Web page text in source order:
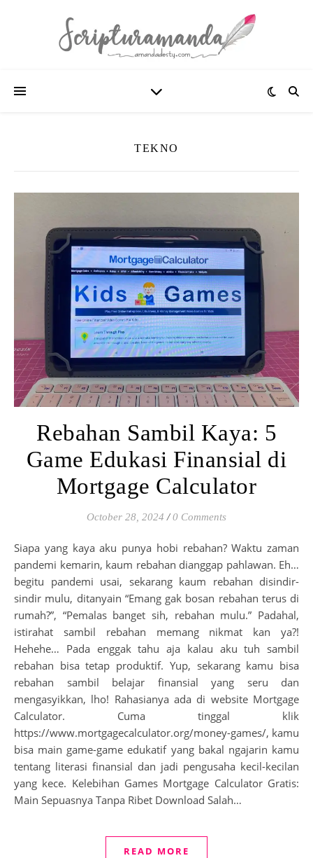
TEKNO
Rebahan Sambil Kaya: 5
Game Edukasi Finansial di
Mortgage Calculator
October 28, 2024 / 0 Comments
Siapa yang kaya aku punya hobi rebahan? Waktu zaman
pandemi kemarin, kaum rebahan dianggap pahlawan. Eh…
begitu pandemi usai, sekarang kaum rebahan disindir-
sindir mulu, ditanyain “Emang gak bosan rebahan terus di
rumah?”, “Pemalas banget sih, rebahan mulu.” Padahal,
istirahat sambil rebahan memang nikmat kan ya?!
Hehehe… Pada enggak tahu aja kalau aku tuh sambil
rebahan bisa tetap produktif. Yup, sekarang kamu bisa
rebahan sambil belajar finansial yang seru dan
mengasyikkan, lho! Rahasianya ada di website Mortgage
Calculator. Cuma tinggal klik
https://www.mortgagecalculator.org/money-games/, kamu
bisa main game-game edukatif yang bakal ngajarin kamu
tentang literasi finansial dan jadi pengusaha kecil-kecilan
yang kece. Kelebihan Games Mortgage Calculator Gratis:
Main Sepuasnya Tanpa Ribet Download Salah…
READ MORE